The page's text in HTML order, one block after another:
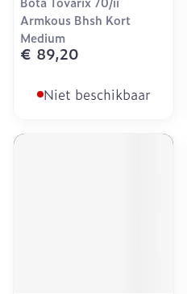
Armkous Bhsh Kort
Medium
€ 89,20
Niet beschikbaar